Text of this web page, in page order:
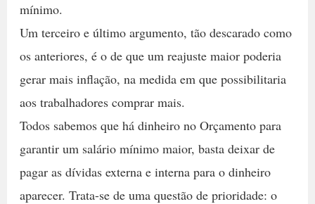
mínimo.
Um terceiro e último argumento, tão descarado como
os anteriores, é o de que um reajuste maior poderia
gerar mais inflação, na medida em que possibilitaria
aos trabalhadores comprar mais.
Todos sabemos que há dinheiro no Orçamento para
garantir um salário mínimo maior, basta deixar de
pagar as dívidas externa e interna para o dinheiro
aparecer. Trata-se de uma questão de prioridade: o